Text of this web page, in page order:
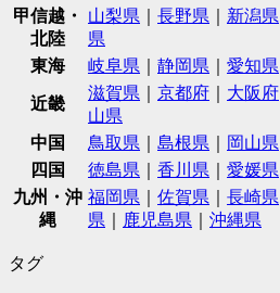
甲信越・
北陸
山梨県 長野県 新潟県
県
東海
岐阜県 静岡県 愛知県
近畿
滋賀県 京都府 大阪府
山県
中国
鳥取県 島根県 岡山県
四国
徳島県 香川県 愛媛県
九州・沖
縄
福岡県 佐賀県 長崎県
県
鹿児島県 沖縄県
タグ